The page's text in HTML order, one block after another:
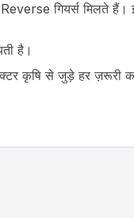
गियर्स मिलते
है।
कृषि से जुड़े हर ज़रूरी